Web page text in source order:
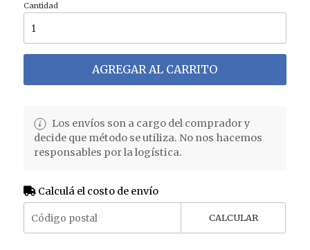
Cantidad
AGREGAR AL CARRITO
Los envíos son a cargo del comprador y
decide que método se utiliza. No nos hacemos
responsables por la logística.
Calculá el costo de envío
CALCULAR